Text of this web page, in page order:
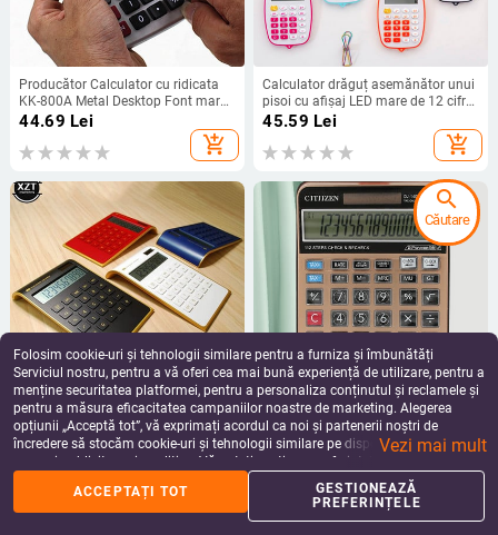
Producător Calculator cu ridicata
KK-800A Metal Desktop Font mare
lat Calculator 8 A Computer de
44.69 Lei
add_shopping_cart
Calculator drăguț asemănător unui
pisoi cu afișaj LED mare de 12 cifre
Calculator portabil portabil pentru
Adolescent
45.59 Lei
add_shopping_cart
Calculator de energie solară creativ,
subțire, cu 10 cifre, mini calculator
portabil, tastatură de cristal cu
energie solară, sursă de alimentare
99.76Lei
add_shopping_cart
Calculator științific cu 14 cifre
Baterie solară AA Calculatoare de
uz general cu energie dublă
Programator Rechizite de papetărie
de birou
93.93Lei
add_shopping_cart
Folosim cookie-uri și tehnologii similare pentru a furniza și îmbunătăți
Serviciul nostru, pentru a vă oferi cea mai bună experiență de utilizare, pentru a
menține securitatea platformei, pentru a personaliza conținutul și reclamele și
pentru a măsura eficacitatea campaniilor noastre de marketing. Alegerea
opțiunii „Acceptă tot”, vă exprimați acordul ca noi și partenerii noștri de
încredere să stocăm cookie-uri și tehnologii similare pe dispozitivul dvs. în
scopuri publicitare și analitice. Vă puteți gestiona preferințele în orice moment
făcând clic pe „Gestionează preferințele”. Pentru mai multe informații, vă
rugăm să consultațiPolitica noastră de confidențialitate.
Vezi mai mult
ACCEPTAȚI TOT
GESTIONEAZĂ
PREFERINȚELE
search
Căutare